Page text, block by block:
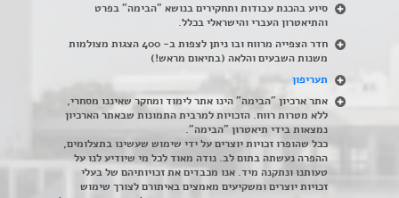
סיוע בהכנת עבודות ותחקירים בנושא "הבימה" בפרט
והתיאטרון העברי והישראלי בכלל.
חדר הצפייה מרווח ובו ניתן לצפות ב- 400 הצגות מצולמות
משנות השבעים והלאה (בתיאום מראש!)
תעריפון
אתר ארכיון "הבימה" הינו אתר לימוד ומחקר שאיננו מסחרי,
ללא מטרות רווח. הזכויות למרבית התמונות שבאתר הארכיון
נמצאות בידי תיאטרון "הבימה".
ככל שהופרו זכויות יוצרים על ידי שימוש שעשינו בתצלומים,
ההפרה נעשתה בתום לב. נודה מאוד לכל מי שיודיע לנו על
טעותנו ונתקנה מיד. אנו מכבדים את זכויותיהם של בעלי
זכויות יוצרים ומשקיעים מאמצים באיתורם לצורך שימוש